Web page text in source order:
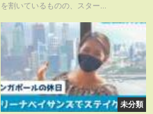
を割いているものの、スター...
未分類